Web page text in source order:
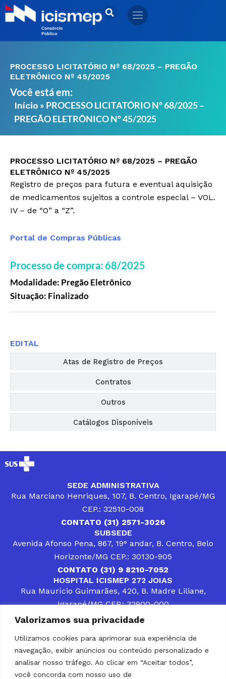
Valorizamos sua privacidade
Utilizamos cookies para aprimorar sua experiência de
navegação, exibir anúncios ou conteúdo personalizado e
analisar nosso tráfego. Ao clicar em “Aceitar todos”,
você concorda com nosso uso de
Ir
para
PROCESSO LICITATÓRIO Nº 68/2025 – PREGÃO
ELETRÔNICO Nº 45/2025
Você está em:
Início » PROCESSO LICITATÓRIO Nº 68/2025 –
PREGÃO ELETRÔNICO Nº 45/2025
PROCESSO LICITATÓRIO Nº 68/2025 – PREGÃO
ELETRÔNICO Nº 45/2025
Registro de preços para futura e eventual aquisição
de medicamentos sujeitos a controle especial – VOL.
IV – de “O” a “Z”.
Portal de Compras Públicas
Processo de compra: 68/2025
Modalidade: Pregão Eletrônico
Situação: Finalizado
Atas de Registro de Preços
Contratos
Outros
Catálogos Disponíveis
EDITAL
SEDE ADMINISTRATIVA
Rua Marciano Henriques, 107, B. Centro, Igarapé/MG
CEP.: 32510-008
CONTATO (31) 2571-3026
SUBSEDE
Avenida Afonso Pena, 867, 19° andar, B. Centro, Belo
Horizonte/MG CEP.: 30130-905
CONTATO (31) 9 8210-7052
HOSPITAL ICISMEP 272 JOIAS
Rua Maurício Guimarães, 420, B. Madre Liliane,
Igarapé/MG CEP.: 32900-000
CONTATOS (31) 3512-4400 ou (31) 9 8309-8660
DESENVOLVER SOLUÇÕES, AÇÕES E SERVIÇOS
PÚBLICOS QUE COMPLEMENTEM A ASSISTÊNCIA À
POPULAÇÃO DA REGIÃO EM QUE ATUA, SENDO
PARCEIRO DOS MUNICÍPIOS CONSORCIADOS NA
SOLUÇÃO DE DIFICULDADES ENFRENTADAS POR
GESTORES MUNICIPAIS, É O COMPROMISSO DO
ICISMEP.